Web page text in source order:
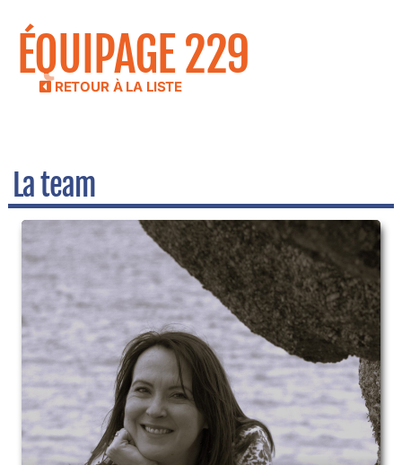
ÉQUIPAGE 229
RETOUR À LA LISTE
La team